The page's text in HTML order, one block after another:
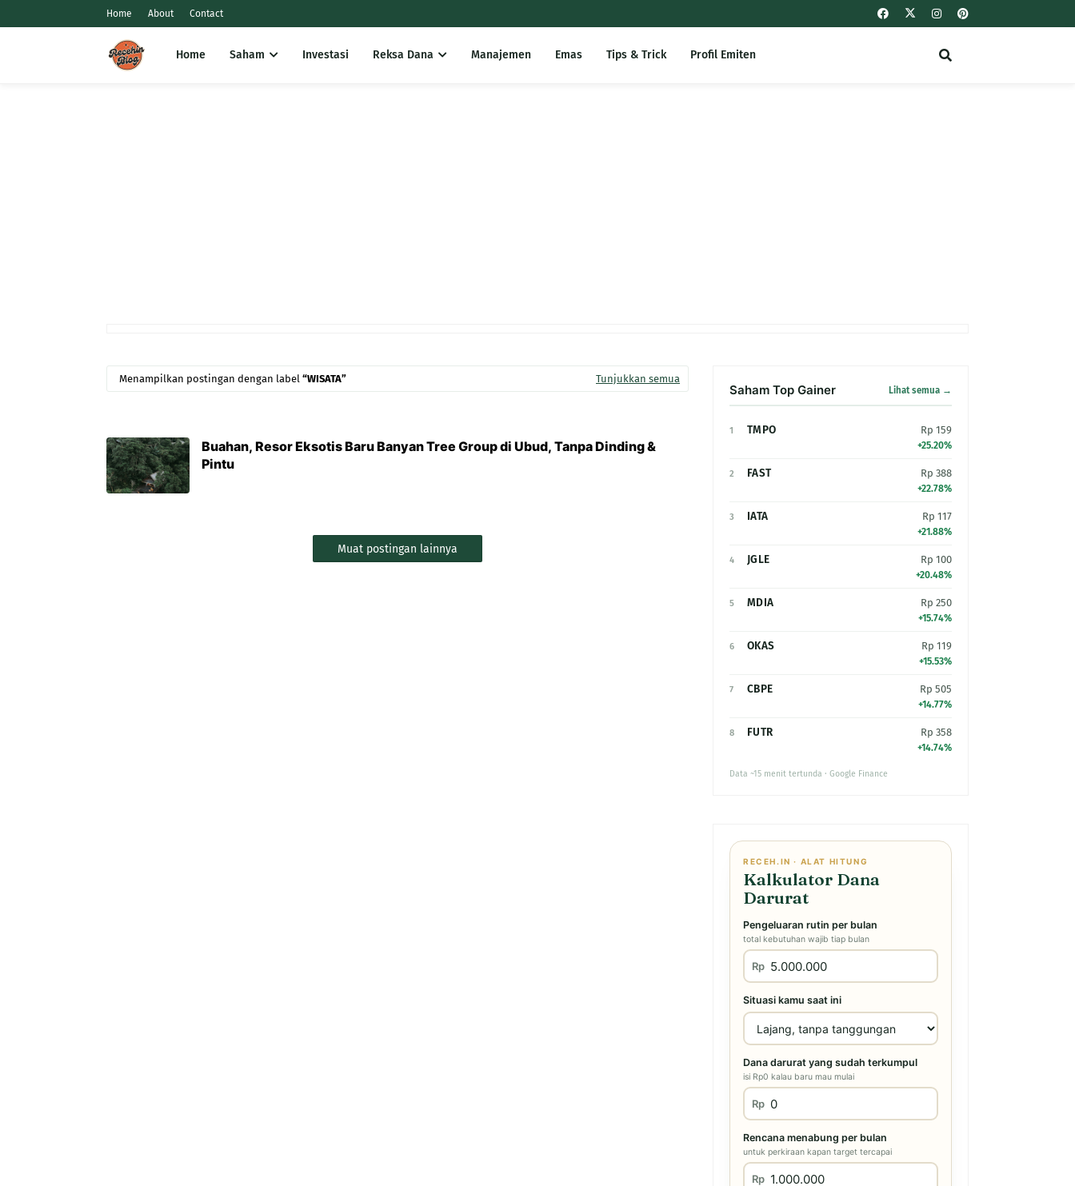
Home About Contact
Home Saham Investasi Reksa Dana Manajemen Emas Tips & Trick Profil Emiten
Menampilkan postingan dengan label WISATA Tunjukkan semua
Buahan, Resor Eksotis Baru Banyan Tree Group di Ubud, Tanpa Dinding &
Pintu
Muat postingan lainnya
Saham Top Gainer Lihat semua →
1 TMPO Rp 159
+25.20%
2 FAST Rp 388
+22.78%
3 IATA Rp 117
+21.88%
4 JGLE Rp 100
+20.48%
5 MDIA Rp 250
+15.74%
6 OKAS Rp 119
+15.53%
7 CBPE Rp 505
+14.77%
8 FUTR Rp 358
+14.74%
Data ~15 menit tertunda · Google Finance
RECEH.IN · ALAT HITUNG
Kalkulator Dana
Darurat
Pengeluaran rutin per bulan
total kebutuhan wajib tiap bulan
Rp
Situasi kamu saat ini
Dana darurat yang sudah terkumpul
isi Rp0 kalau baru mau mulai
Rp
Rencana menabung per bulan
untuk perkiraan kapan target tercapai
Rp